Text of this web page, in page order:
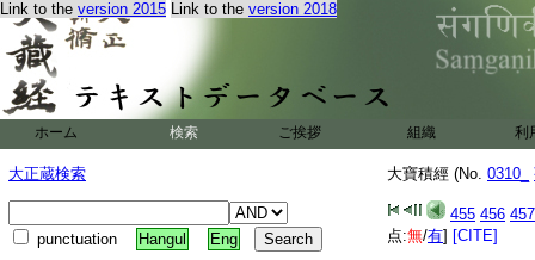
Link to the version 2015 Link to the version 2018
ホーム 検索 ご挨拶 組織 利
大正蔵検索
punctuation Hangul Eng
大寶積經 (No. 0310_
455 456 457
点:無/有] [CITE]
遊止於山林 無人
遠離男與女 眷屬
單己無等侶 譬如
專意求淨道 得失
精進爲衆生 布施
苦行修禪定 一心
不惜身與命 遠離
堅心求菩提 其志
若人來割截 無有
勇猛心増長 求於
佛説偈已復告護國